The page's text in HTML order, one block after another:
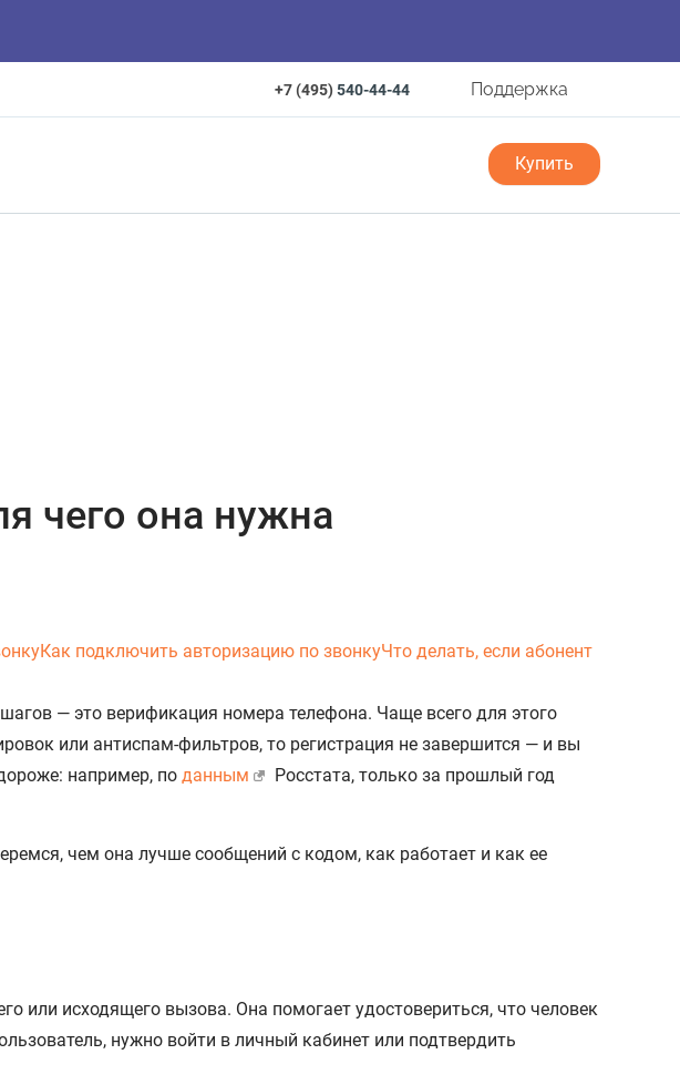
+7 (495)540-44-44 Поддержка
Купить
чего она нужна
Как подключить авторизацию по звонкуЧто делать, если абонент
— это верификация номера телефона. Чаще всего для этого
или антиспам-фильтров, то регистрация не завершится — и вы
например, по данным
Росстата, только за прошлый год
чем она лучше сообщений с кодом, как работает и как ее
или исходящего вызова. Она помогает удостовериться, что человек
нужно войти в личный кабинет или подтвердить